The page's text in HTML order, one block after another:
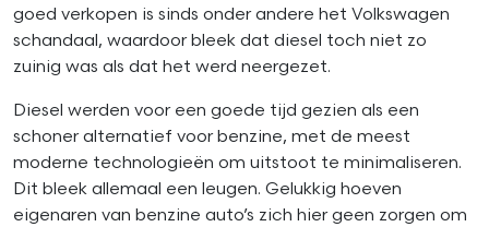
goed verkopen is sinds onder andere het Volkswagen
schandaal, waardoor bleek dat diesel toch niet zo
zuinig was als dat het werd neergezet.
Diesel werden voor een goede tijd gezien als een
schoner alternatief voor benzine, met de meest
moderne technologieën om uitstoot te minimaliseren.
Dit bleek allemaal een leugen. Gelukkig hoeven
eigenaren van benzine auto’s zich hier geen zorgen om